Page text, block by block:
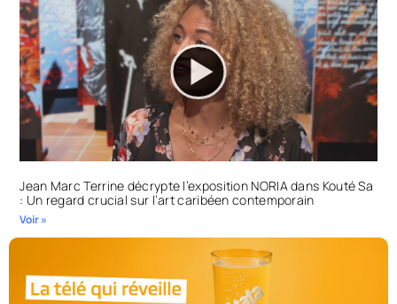
Jean Marc Terrine décrypte l’exposition NORIA dans Kouté Sa
: Un regard crucial sur l’art caribéen contemporain
Voir »